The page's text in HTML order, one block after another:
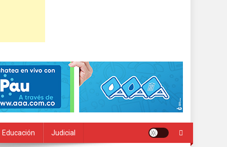
Educación Judicial